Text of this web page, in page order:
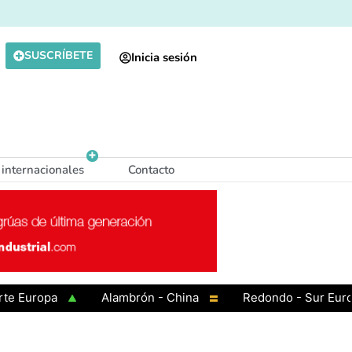
SUSCRÍBETE Inicia sesión
Contacto
Alambrón - China Redondo - Sur Europa